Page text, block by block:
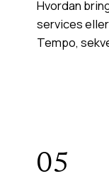
Hvordan
services
Tempo,
05